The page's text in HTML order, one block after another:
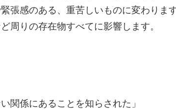
張感のある、重苦しいものに変わりま
周りの存在物すべてに影響します。
関係にあることを知らされた」